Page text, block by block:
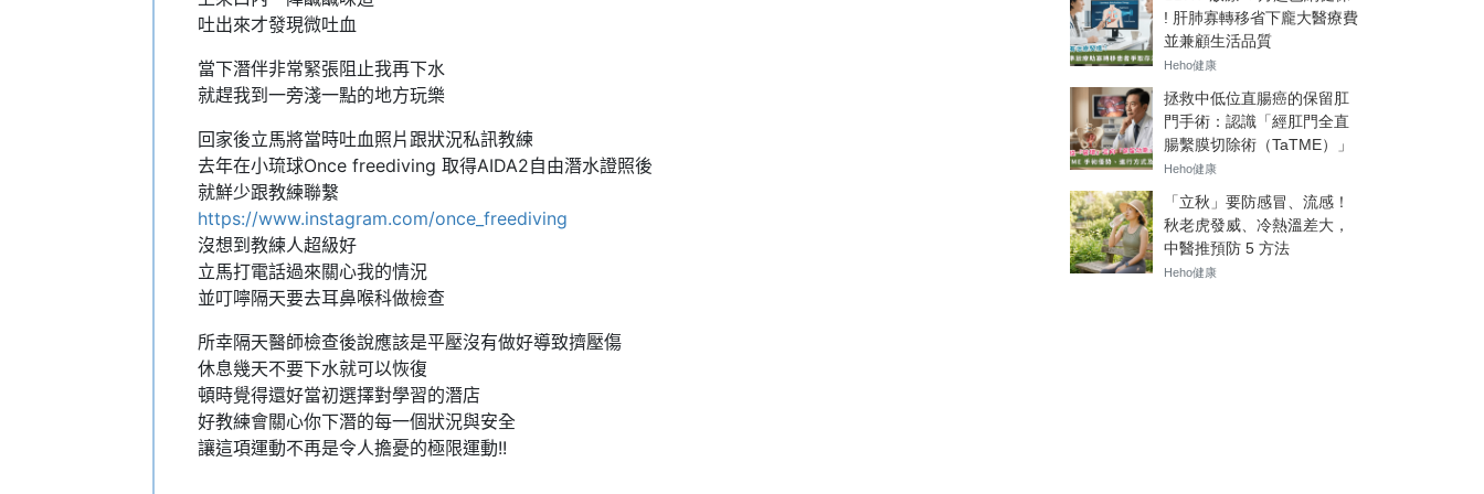
吐出來才發現微吐血
當下潛伴非常緊張阻止我再下水
就趕我到一旁淺一點的地方玩樂
回家後立馬將當時吐血照片跟狀況私訊教練
去年在小琉球Once freediving 取得AIDA2自由潛水證照後
就鮮少跟教練聯繫
https://www.instagram.com/once_freediving
沒想到教練人超級好
立馬打電話過來關心我的情況
並叮嚀隔天要去耳鼻喉科做檢查
所幸隔天醫師檢查後說應該是平壓沒有做好導致擠壓傷
休息幾天不要下水就可以恢復
頓時覺得還好當初選擇對學習的潛店
好教練會關心你下潛的每一個狀況與安全
讓這項運動不再是令人擔憂的極限運動!!